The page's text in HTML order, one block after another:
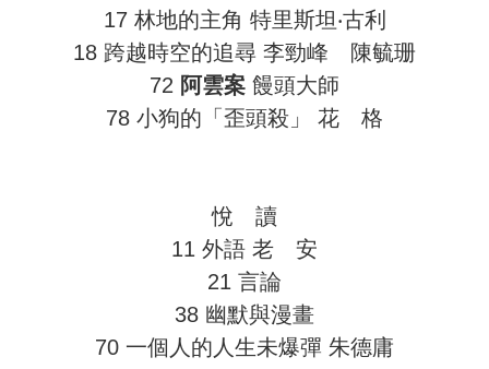
17 林地的主角 特里斯坦‧古利
18 跨越時空的追尋 李勁峰 陳毓珊
72 阿雲案 饅頭大師
78 小狗的「歪頭殺」 花 格
悅 讀
11 外語 老 安
21 言論
38 幽默與漫畫
70 一個人的人生未爆彈 朱德庸